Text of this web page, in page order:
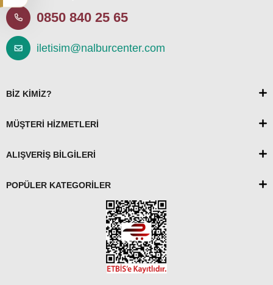
0850 840 25 65
iletisim@nalburcenter.com
BİZ KİMİZ?
MÜŞTERİ HİZMETLERİ
ALIŞVERİŞ BİLGİLERİ
POPÜLER KATEGORİLER